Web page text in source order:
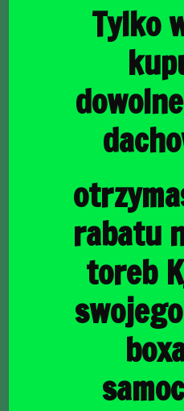
Torby do bagażnika
2019+ TORBY DO BAGAŻNIKA 3 SZT
PEUGEOT
TORBY DO
3 SZT
Tylko
rabatu
toreb